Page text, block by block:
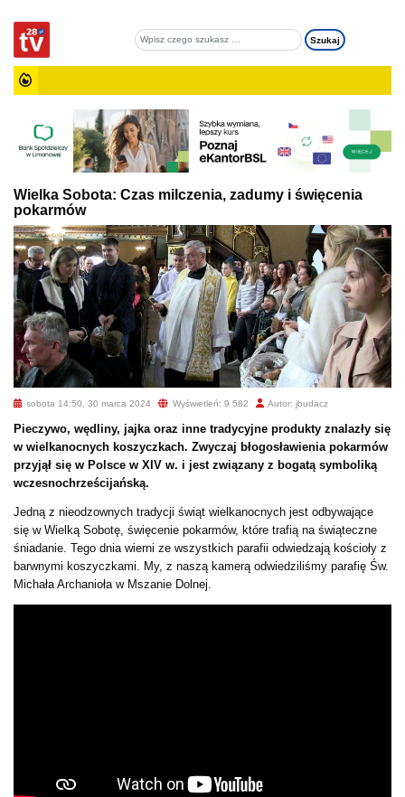
Wielka Sobota: Czas milczenia, zadumy i święcenia
pokarmów
sobota 14:50, 30 marca 2024 Wyświetleń: 9 582 Autor: jbudacz
Pieczywo, wędliny, jajka oraz inne tradycyjne produkty znalazły się
w wielkanocnych koszyczkach. Zwyczaj błogosławienia pokarmów
przyjął się w Polsce w XIV w. i jest związany z bogatą symboliką
wczesnochrześcijańską.
Jedną z nieodzownych tradycji świąt wielkanocnych jest odbywające
się w Wielką Sobotę, święcenie pokarmów, które trafią na świąteczne
śniadanie. Tego dnia wierni ze wszystkich parafii odwiedzają kościoły z
barwnymi koszyczkami. My, z naszą kamerą odwiedziliśmy parafię Św.
Michała Archanioła w Mszanie Dolnej.